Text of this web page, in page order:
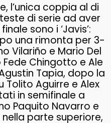
l’unica coppia al di
di serie ad aver
sono i ‘Javis’:
una rimonta per 3-
Vilariño e Mario Del
Chingotto e Ale
Tapia, dopo la
Aguirre e Alex
in semifinale a
Paquito Navarro e
parte superiore,